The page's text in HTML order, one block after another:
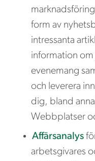
form av
intressanta
information
evenemang
och leverera
dig, bland
Webbplatser
Affärsanalys
arbetsgivares